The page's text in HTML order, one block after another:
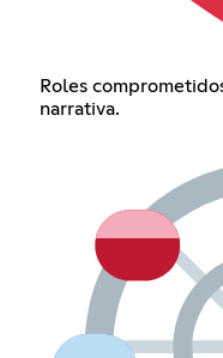
Roles
narrativa.